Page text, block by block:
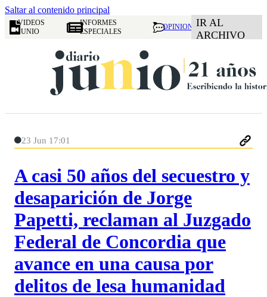
Saltar al contenido principal
VIDEOS
JUNIO
INFORMES
ESPECIALES
OPINION IR AL
ARCHIVO
23 Jun 17:01
A casi 50 años del secuestro y
desaparición de Jorge
Papetti, reclaman al Juzgado
Federal de Concordia que
avance en una causa por
delitos de lesa humanidad